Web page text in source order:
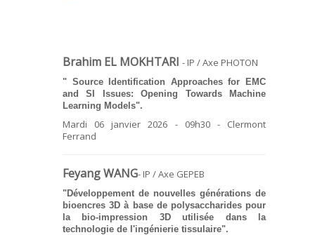
Brahim EL MOKHTARI - IP / Axe PHOTON
" Source Identification Approaches for EMC
and SI Issues: Opening Towards Machine
Learning Models".
Mardi 06 janvier 2026 - 09h30 - Clermont
Ferrand
Feyang WANG- IP / Axe GEPEB
"Développement de nouvelles générations de
bioencres 3D à base de polysaccharides pour
la bio-impression 3D utilisée dans la
technologie de l'ingénierie tissulaire".